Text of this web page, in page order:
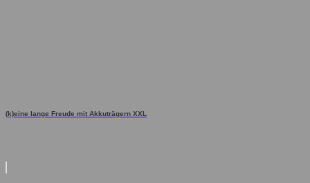
(k)eine lange Freude mit Akkuträgern XXL